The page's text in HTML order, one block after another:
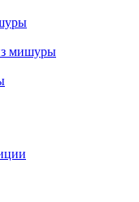
мишуры